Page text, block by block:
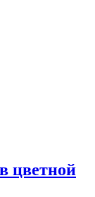
цветной